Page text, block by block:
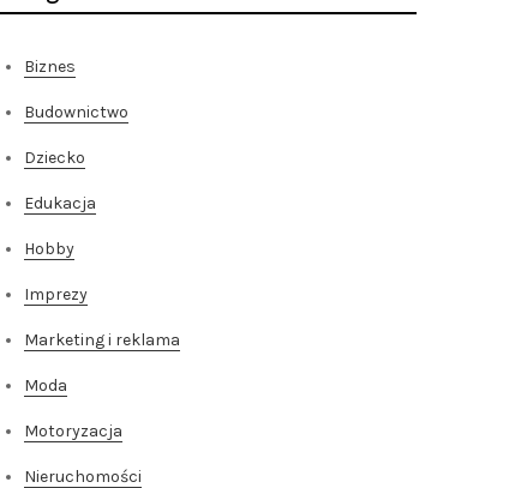
Biznes
Budownictwo
Dziecko
Edukacja
Hobby
Imprezy
Marketing i reklama
Moda
Motoryzacja
Nieruchomości